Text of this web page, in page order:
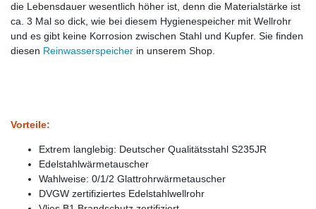
die Lebensdauer wesentlich höher ist, denn die Materialstärke ist
ca. 3 Mal so dick, wie bei diesem Hygienespeicher mit Wellrohr
und es gibt keine Korrosion zwischen Stahl und Kupfer. Sie finden
diesen Reinwasserspeicher in unserem Shop.
Vorteile:
Extrem langlebig: Deutscher Qualitätsstahl S235JR
Edelstahlwärmetauscher
Wahlweise: 0/1/2 Glattrohrwärmetauscher
DVGW zertifiziertes Edelstahlwellrohr